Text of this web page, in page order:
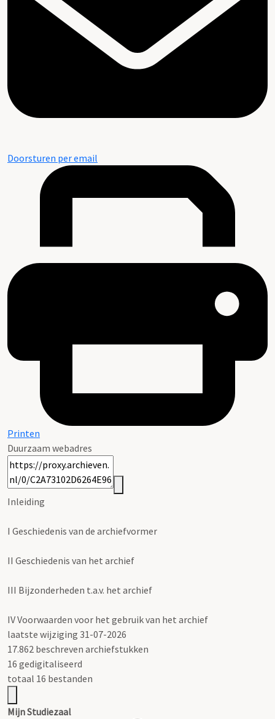
Doorsturen per email
Printen
Duurzaam webadres
Inleiding
I Geschiedenis van de archiefvormer
II Geschiedenis van het archief
III Bijzonderheden t.a.v. het archief
IVVoorwaarden voor het gebruik van het archief
laatste wijziging 31-07-2026
17.862 beschreven archiefstukken
16 gedigitaliseerd
totaal 16 bestanden
Mijn Studiezaal